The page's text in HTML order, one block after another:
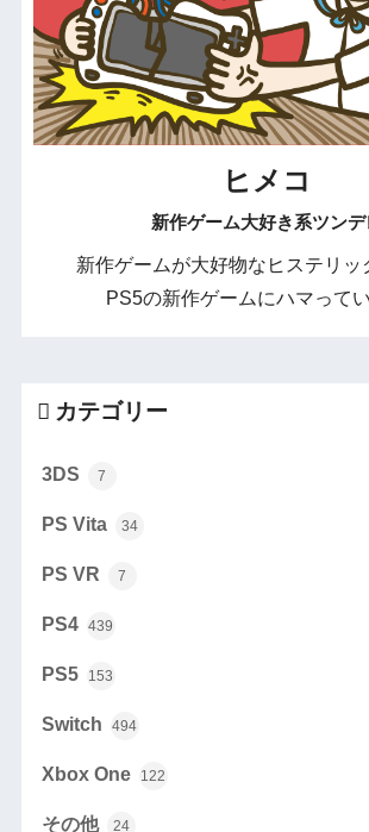
ヒメコ
新作ゲーム大好き系ツンデ
新作ゲームが大好物なヒステリッ
PS5の新作ゲームにハマってい
カテゴリー
3DS 7
PS Vita 34
PS VR 7
PS4 439
PS5 153
Switch 494
Xbox One 122
その他 24